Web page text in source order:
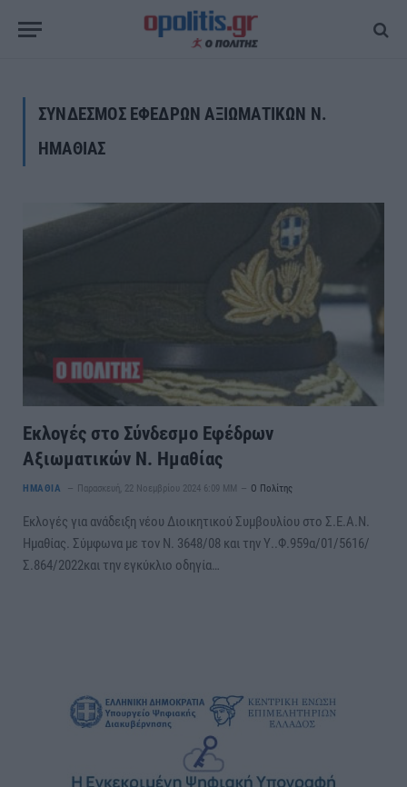
ΣΥΝΔΕΣΜΟΣ ΕΦΕΔΡΩΝ ΑΞΙΩΜΑΤΙΚΩΝ Ν.
ΗΜΑΘΙΑΣ
Εκλογές στο Σύνδεσμο Εφέδρων
Αξιωματικών Ν. Ημαθίας
ΗΜΑΘΙΑ Παρασκευή, 22 Νοεμβρίου 2024 6:09 ΜΜ Ο Πολίτης
Εκλογές για ανάδειξη νέου Διοικητικού Συμβουλίου στο Σ.Ε.Α.Ν.
Ημαθίας. Σύμφωνα με τον Ν. 3648/08 και την Υ..Φ.959α/01/5616/
Σ.864/2022και την εγκύκλιο οδηγία…